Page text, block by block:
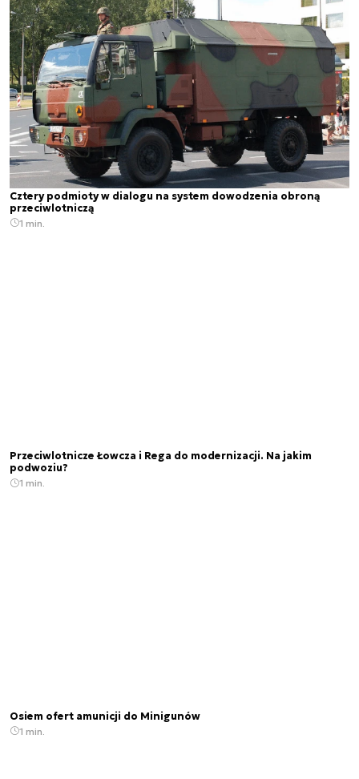
Cztery podmioty w dialogu na system dowodzenia obroną
przeciwlotniczą
1 min.
Przeciwlotnicze Łowcza i Rega do modernizacji. Na jakim
podwoziu?
1 min.
Osiem ofert amunicji do Minigunów
1 min.